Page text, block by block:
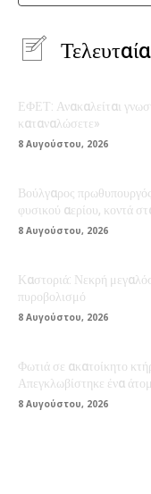
ΕΦΕΤ: Ανακαλείται
καταναλώσετε»
8 Αυγούστου, 2026
Βούλγαρος
φυσικού αερίου, κοντά
8 Αυγούστου, 2026
Καστοριά: Νεκρή
πυροβολισμό
8 Αυγούστου, 2026
Φωτιά σε ακατοίκητο
Απεγκλωβίστηκε ένα
8 Αυγούστου, 2026